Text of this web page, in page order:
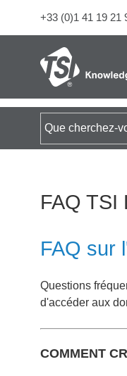
+33 (0)1 41 19 21
Rechercher
FAQ TSI
FAQ sur
Questions
d'accéder aux
COMMENT